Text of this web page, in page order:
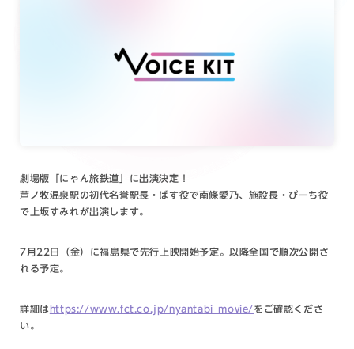
劇場版「にゃん旅鉄道」に出演決定！
芦ノ牧温泉駅の初代名誉駅長・ばす役で南條愛乃、施設長・ぴーち役
で上坂すみれが出演します。
7月22日（金）に福島県で先行上映開始予定。以降全国で順次公開さ
れる予定。
詳細は https://www.fct.co.jp/nyantabi_movie/をご確認くださ
い。